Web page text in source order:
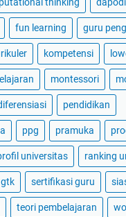
thinking
fun learning guru
kompetensi
montessori
pendidikan
ppg pramuka
universitas ranking
sertifikasi guru
teori pembelajaran